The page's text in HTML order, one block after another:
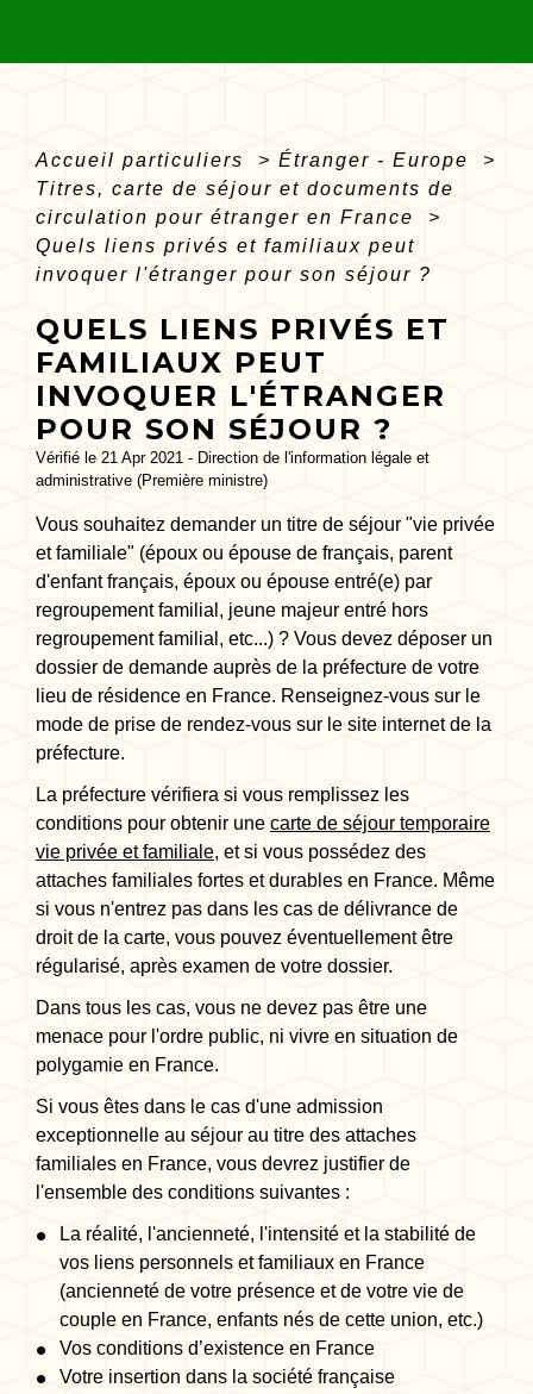
Accueil particuliers > Étranger - Europe
>
Titres, carte de séjour et documents de
circulation pour étranger en France
>
Quels liens privés et familiaux peut
invoquer l'étranger pour son séjour ?
QUELS LIENS PRIVÉS ET
FAMILIAUX PEUT
INVOQUER L'ÉTRANGER
POUR SON SÉJOUR ?
Vérifié le 21 Apr 2021 - Direction de l'information légale et
administrative (Première ministre)
Vous souhaitez demander un titre de séjour "vie privée
et familiale" (époux ou épouse de français, parent
d'enfant français, époux ou épouse entré(e) par
regroupement familial, jeune majeur entré hors
regroupement familial, etc...) ? Vous devez déposer un
dossier de demande auprès de la préfecture de votre
lieu de résidence en France. Renseignez-vous sur le
mode de prise de rendez-vous sur le site internet de la
préfecture.
La préfecture vérifiera si vous remplissez les
conditions pour obtenir une carte de séjour temporaire
vie privée et familiale, et si vous possédez des
attaches familiales fortes et durables en France. Même
si vous n'entrez pas dans les cas de délivrance de
droit de la carte, vous pouvez éventuellement être
régularisé, après examen de votre dossier.
Dans tous les cas, vous ne devez pas être une
menace pour l'ordre public, ni vivre en situation de
polygamie en France.
Si vous êtes dans le cas d'une admission
exceptionnelle au séjour au titre des attaches
familiales en France, vous devrez justifier de
l'ensemble des conditions suivantes :
La réalité, l'ancienneté, l'intensité et la stabilité de
vos liens personnels et familiaux en France
(ancienneté de votre présence et de votre vie de
couple en France, enfants nés de cette union, etc.)
Vos conditions d’existence en France
Votre insertion dans la société française